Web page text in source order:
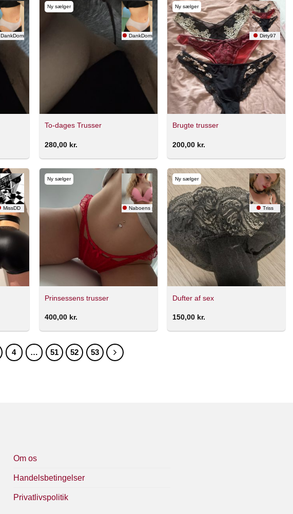
DankDomina
Ny sælger
DankDomina
To-dages Trusser
280,00 kr.
Ny sælger
Dirty97
Brugte trusser
200,00 kr.
MissDD
Ny sælger
Naboens pige
Prinsessens trusser
400,00 kr.
Ny sælger
Triss
Dufter af sex
150,00 kr.
4 … 51 52 53
Om os
Handelsbetingelser
Privatlivspolitik